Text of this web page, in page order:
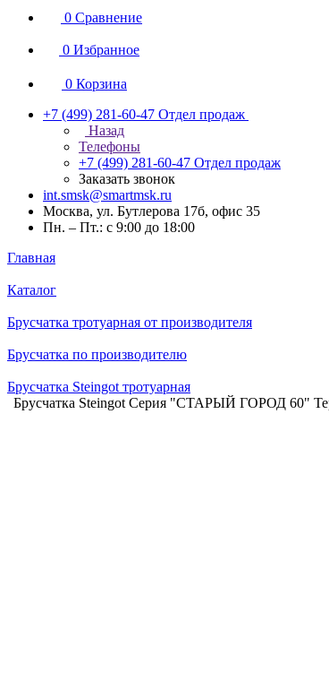
0 Сравнение
0 Избранное
0 Корзина
+7 (499) 281-60-47 Отдел продаж
Назад
Телефоны
+7 (499) 281-60-47 Отдел продаж
Заказать звонок
int.smsk@smartmsk.ru
Москва, ул. Бутлерова 17б, офис 35
Пн. – Пт.: с 9:00 до 18:00
Главная
Каталог
Брусчатка тротуарная от производителя
Брусчатка по производителю
Брусчатка Steingot тротуарная
Брусчатка Steingot Серия "СТАРЫЙ ГОРОД 60"